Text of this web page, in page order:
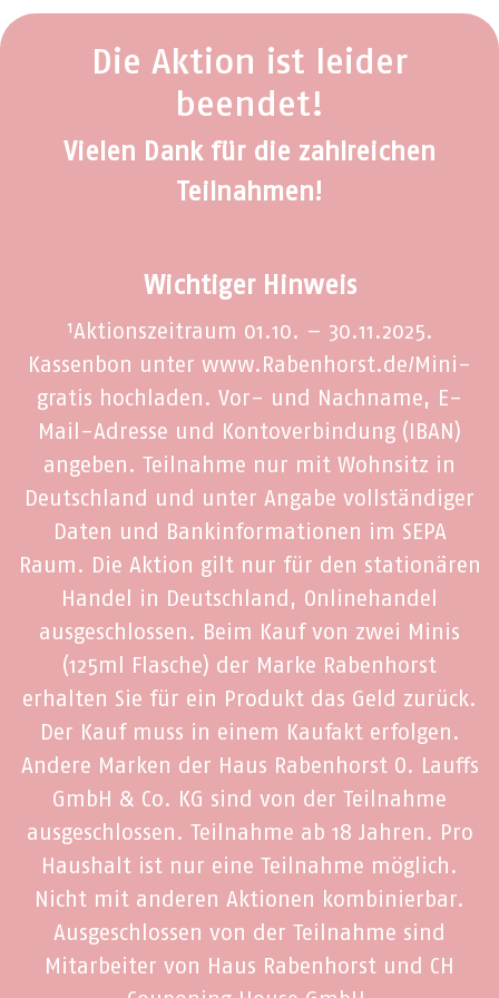
Die Aktion ist leider
beendet!
Vielen Dank für die zahlreichen
Teilnahmen!
Wichtiger Hinweis
¹Aktionszeitraum 01.10. – 30.11.2025.
Kassenbon unter www.Rabenhorst.de/Mini-
gratis hochladen. Vor- und Nachname, E-
Mail-Adresse und Kontoverbindung (IBAN)
angeben. Teilnahme nur mit Wohnsitz in
Deutschland und unter Angabe vollständiger
Daten und Bankinformationen im SEPA
Raum. Die Aktion gilt nur für den stationären
Handel in Deutschland, Onlinehandel
ausgeschlossen. Beim Kauf von zwei Minis
(125ml Flasche) der Marke Rabenhorst
erhalten Sie für ein Produkt das Geld zurück.
Der Kauf muss in einem Kaufakt erfolgen.
Andere Marken der Haus Rabenhorst O. Lauffs
GmbH & Co. KG sind von der Teilnahme
ausgeschlossen. Teilnahme ab 18 Jahren. Pro
Haushalt ist nur eine Teilnahme möglich.
Nicht mit anderen Aktionen kombinierbar.
Ausgeschlossen von der Teilnahme sind
Mitarbeiter von Haus Rabenhorst und CH